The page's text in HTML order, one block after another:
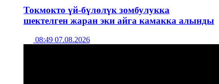
Токмокто үй-бүлөлүк зомбулукка
шектелген жаран эки айга камакка алынды
08:49 07.08.2026